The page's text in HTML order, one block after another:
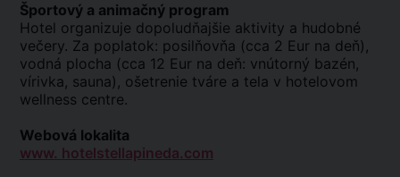
Športový a animačný program
Hotel organizuje dopoludňajšie aktivity a hudobné
večery. Za poplatok: posilňovňa (cca 2 Eur na deň),
vodná plocha (cca 12 Eur na deň: vnútorný bazén,
vírivka, sauna), ošetrenie tváre a tela v hotelovom
wellness centre.
Webová lokalita
www. hotelstellapineda.com